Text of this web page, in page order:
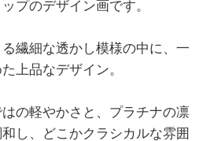
プのデザイン画です。
繊細な透かし模様の中に、一
上品なデザイン。
の軽やかさと、プラチナの凛
し、どこかクラシカルな雰囲